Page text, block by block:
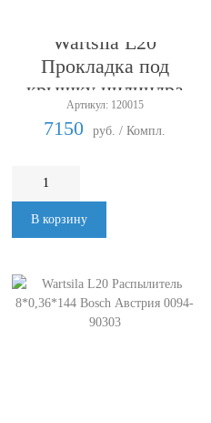
Wartsila L20
Прокладка под
крышку цилиндра
Артикул: 120015
7150 руб. / Компл.
В корзину